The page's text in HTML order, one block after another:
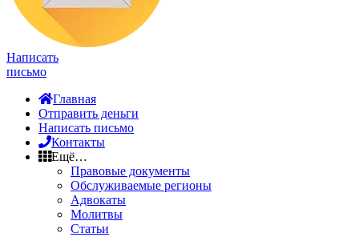
Написать
письмо
Главная
Отправить деньги
Написать письмо
Контакты
Ещё…
Правовые документы
Обслуживаемые регионы
Адвокаты
Молитвы
Статьи